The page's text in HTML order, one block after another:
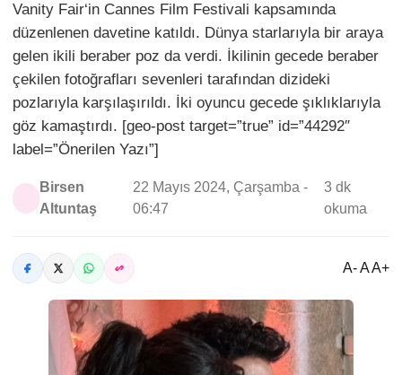
Vanity Fair‘in Cannes Film Festivali kapsamında
düzenlenen davetine katıldı. Dünya starlarıyla bir araya
gelen ikili beraber poz da verdi. İkilinin gecede beraber
çekilen fotoğrafları sevenleri tarafından dizideki
pozlarıyla karşılaşırıldı. İki oyuncu gecede şıklıklarıyla
göz kamaştırdı. [geo-post target=”true” id=”44292″
label=”Önerilen Yazı”]
Birsen
Altuntaş
22 Mayıs 2024, Çarşamba -
06:47
3 dk
okuma
A- A A+